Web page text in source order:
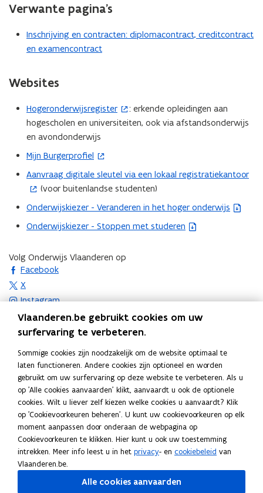
Verwante pagina’s
Inschrijving en contracten: diplomacontract, creditcontract
en examencontract
Websites
Hogeronderwijsregister
(
o
p
e
t
n
n
u
n
s
t
e
r
: erkende opleidingen aan
hogescholen en universiteiten, ook via afstandsonderwijs
en avondonderwijs
Mijn Burgerprofiel
(
o
p
n
t
n
n
e
v
e
n
s
e
r
)
Aanvraag digitale sleutel via een lokaal registratiekantoor
(
o
p
n
n
i
e
u
v
e
n
s
t
e
r
)
(voor buitenlandse studenten)
Onderwijskiezer - Veranderen in het hoger onderwijs
(
b
o
p
e
n
t
n
n
i
e
u
Onderwijskiezer - Stoppen met studeren
(
e
s
a
o
p
e
n
n
n
i
e
Volg Onderwijs Vlaanderen op
Facebook
opent in nieuw venster
X
opent in nieuw venster
Instagram
opent in nieuw venster
Linkedin
opent in nieuw venster
Deel deze pagina
n
k
e
d
i
n
p
o
p
i
e
e
r
l
n
Contact
Heb je vragen over je inschrijving of je resultaten? Merk je
dat er fouten staan opMijn Burgerprofiel? Neem dan
contact op met de onderwijsinstelling waar je bent
ingeschreven. Je vindt de contactgegevens in het
Hogeronderwijsregisterdoor te klikken op de naam van
Vlaanderen.be gebruikt cookies om uw
surfervaring te verbeteren.
Sommige cookies zijn noodzakelijk om de website optimaal te
laten functioneren. Andere cookies zijn optioneel en worden
gebruikt om uw surfervaring op deze website te verbeteren. Als u
op 'Alle cookies aanvaarden' klikt, aanvaardt u ook de optionele
cookies. Wilt u liever zelf kiezen welke cookies u aanvaardt? Klik
op 'Cookievoorkeuren beheren'. U kunt uw cookievoorkeuren op elk
moment aanpassen door onderaan de webpagina op
Cookievoorkeuren te klikken. Hier kunt u ook uw toestemming
intrekken. Meer info leest u in het privacy- en cookiebeleid van
Vlaanderen.be.
Alle cookies aanvaarden